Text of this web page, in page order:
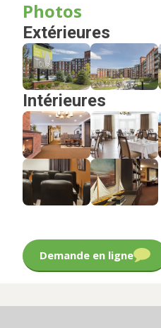
Photos
Extérieures
Intérieures
Demande en ligne